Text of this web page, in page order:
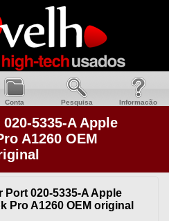
Conta Pesquisa Informacão
5335-A Apple
A1260 OEM
Port 020-5335-A Apple
Pro A1260 OEM original